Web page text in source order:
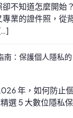
不知道怎麼開始
業的證件照，從
南：保護個人隱私
年，如何防止
選 5 大數位隱私